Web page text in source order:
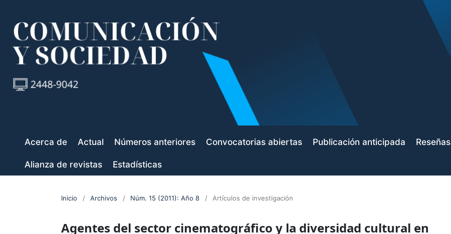
Acerca de Actual Números anteriores Convocatorias abiertas Publicación anticipada Reseñas
Alianza de revistas Estadísticas
Inicio / Archivos / Núm. 15 (2011): Año 8 / Artículos de investigación
Agentes del sector cinematográfico y la diversidad cultural en